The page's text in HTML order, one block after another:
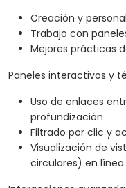
Creación y
Trabajo con
Mejores prácticas
Paneles interactivos y
Uso de enlaces
profundización
Filtrado por clic y
Visualización de
circulares) en línea